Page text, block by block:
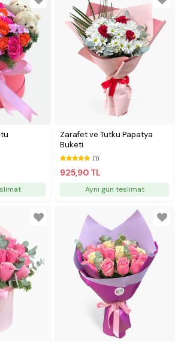
Zarafet ve Tutku Papatya
Buketi
(1)
925,90 TL
Aynı gün teslimat